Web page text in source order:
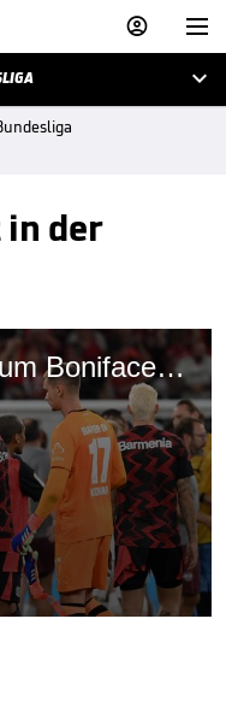



in der
02:42 | Irres Gerücht um Boniface: Rolfes bezieht Stellung